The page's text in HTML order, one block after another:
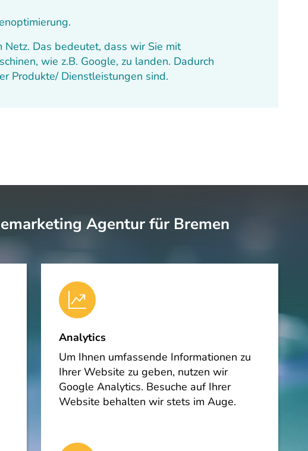
Das bedeutet, dass wir Sie mit
wie z.B. Google, zu landen. Dadurch
Produkte/ Dienstleistungen sind.
Agentur für Bremen
Analytics
Um Ihnen umfassende Informationen zu
Ihrer Website zu geben, nutzen wir
Google Analytics. Besuche auf Ihrer
Website behalten wir stets im Auge.